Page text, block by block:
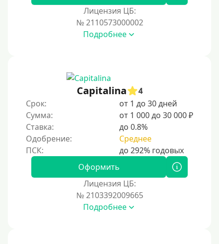
Лицензия ЦБ:
№ 2110573000002
Подробнее
Capitalina
4
Срок:
от 1 до 30 дней
Сумма:
от 1 000 до 30 000 ₽
Ставка:
до 0.8%
Одобрение:
Среднее
Оформить
Лицензия ЦБ:
№ 2103392009665
Подробнее